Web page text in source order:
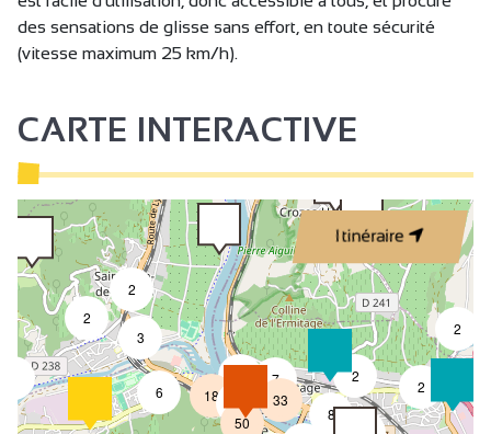
des sensations de glisse sans effort, en toute sécurité
(vitesse maximum 25 km/h).
CARTE INTERACTIVE
Itinéraire
2
2
2
2
8
2
3
6 18
7
50
33